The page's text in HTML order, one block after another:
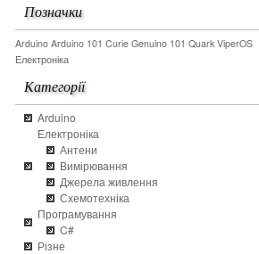
Позначки
Arduino Arduino 101 Curie Genuino 101 Quark ViperOS
Електроніка
Категорії
Arduino
Електроніка
Антени
Вимірювання
Джерела живлення
Схемотехніка
Програмування
C#
Різне